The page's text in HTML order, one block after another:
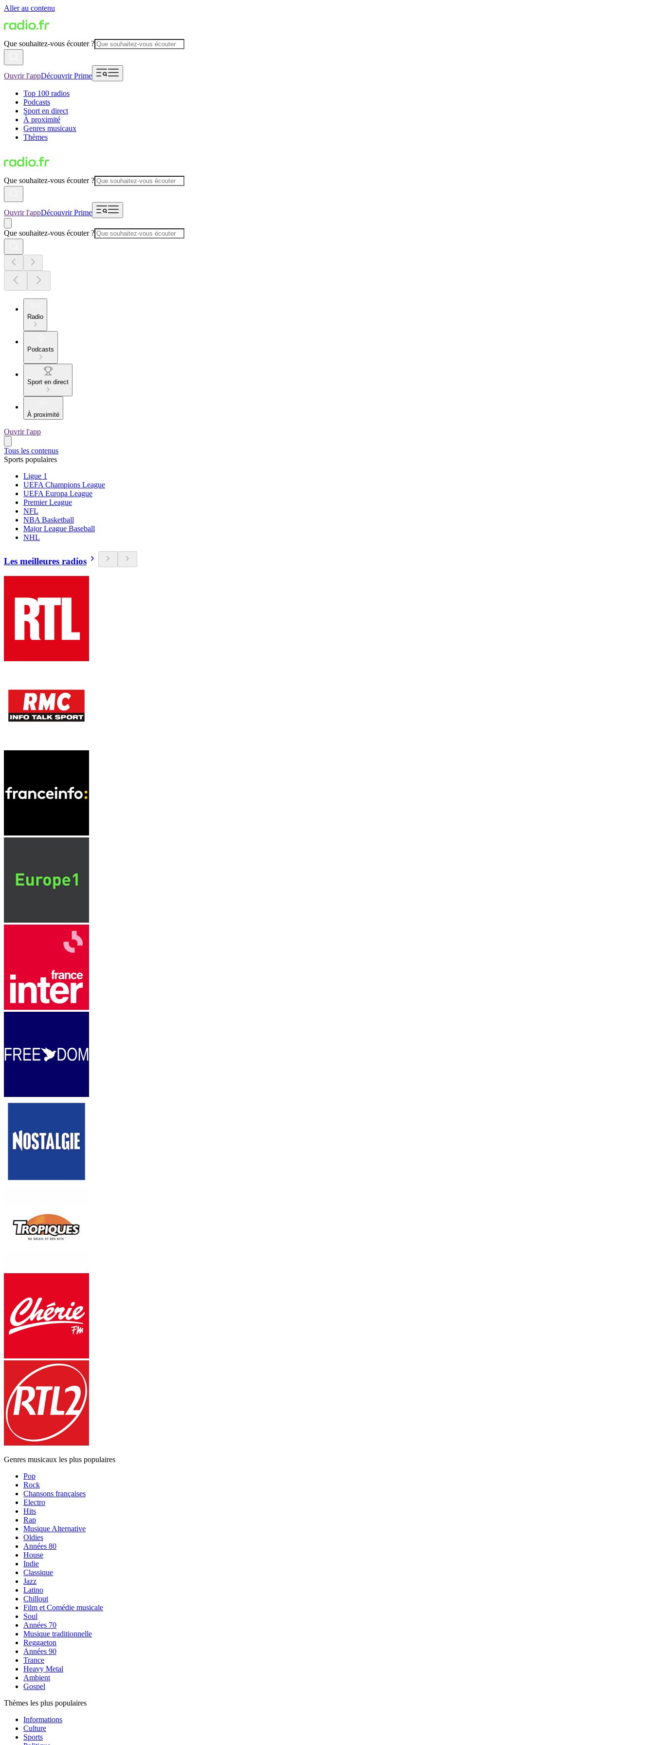
Aller au contenu
Que souhaitez-vous écouter ?
Ouvrir l'appDécouvrir Prime
Top 100 radios
Podcasts
Sport en direct
À proximité
Genres musicaux
Thèmes
Que souhaitez-vous écouter ?
Ouvrir l'appDécouvrir Prime
Que souhaitez-vous écouter ?
Radio
Podcasts
Sport en direct
À proximité
Ouvrir l'app
Tous les contenus
Sports populaires
Ligue 1
UEFA Champions League
UEFA Europa League
Premier League
NFL
NBA Basketball
Major League Baseball
NHL
Les meilleures radios
Genres musicaux les plus populaires
Pop
Rock
Chansons françaises
Electro
Hits
Rap
Musique Alternative
Oldies
Années 80
House
Indie
Classique
Jazz
Latino
Chillout
Film et Comédie musicale
Soul
Années 70
Musique traditionnelle
Reggaeton
Années 90
Trance
Heavy Metal
Ambient
Gospel
Thèmes les plus populaires
Informations
Culture
Sports